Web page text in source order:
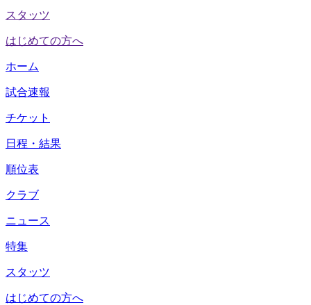
スタッツ
はじめての方へ
ホーム
試合速報
チケット
日程・結果
順位表
クラブ
ニュース
特集
スタッツ
はじめての方へ